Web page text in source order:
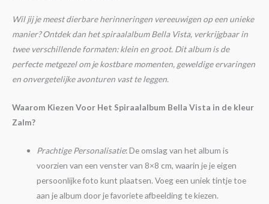
Wil jij je meest dierbare herinneringen vereeuwigen op een unieke
manier? Ontdek dan het spiraalalbum Bella Vista, verkrijgbaar in
twee verschillende formaten: klein en groot. Dit album is de
perfecte metgezel om je kostbare momenten, geweldige ervaringen
en onvergetelijke avonturen vast te leggen.
Waarom Kiezen Voor Het Spiraalalbum Bella Vista in de kleur
Zalm?
Prachtige Personalisatie: De omslag van het album is
voorzien van een venster van 8×8 cm, waarin je je eigen
persoonlijke foto kunt plaatsen. Voeg een uniek tintje toe
aan je album door je favoriete afbeelding te kiezen.